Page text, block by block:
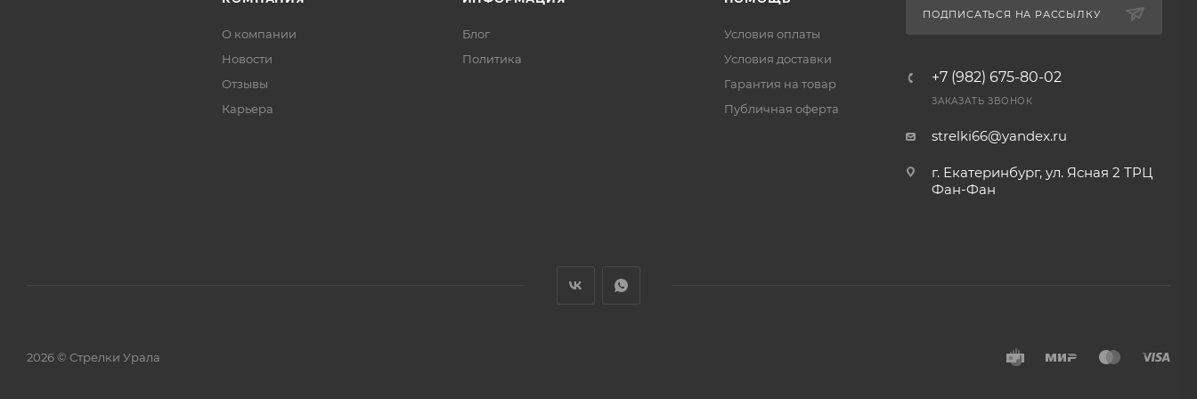
О компании
Новости
Отзывы
Карьера
Блог
Политика
Условия оплаты
Условия доставки
Гарантия на товар
Публичная оферта
ПОДПИСАТЬСЯ НА РАССЫЛКУ
+7 (982) 675-80-02
ЗАКАЗАТЬ ЗВОНОК
strelki66@yandex.ru
г. Екатеринбург, ул. Ясная 2 ТРЦ
Фан-Фан
2026 © Стрелки Урала